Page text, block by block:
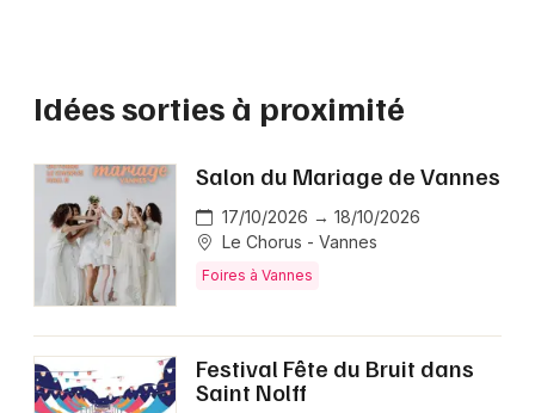
Idées sorties à proximité
Salon du Mariage de Vannes
17/10/2026 → 18/10/2026
Le Chorus - Vannes
Foires à Vannes
Festival Fête du Bruit dans
Saint Nolff